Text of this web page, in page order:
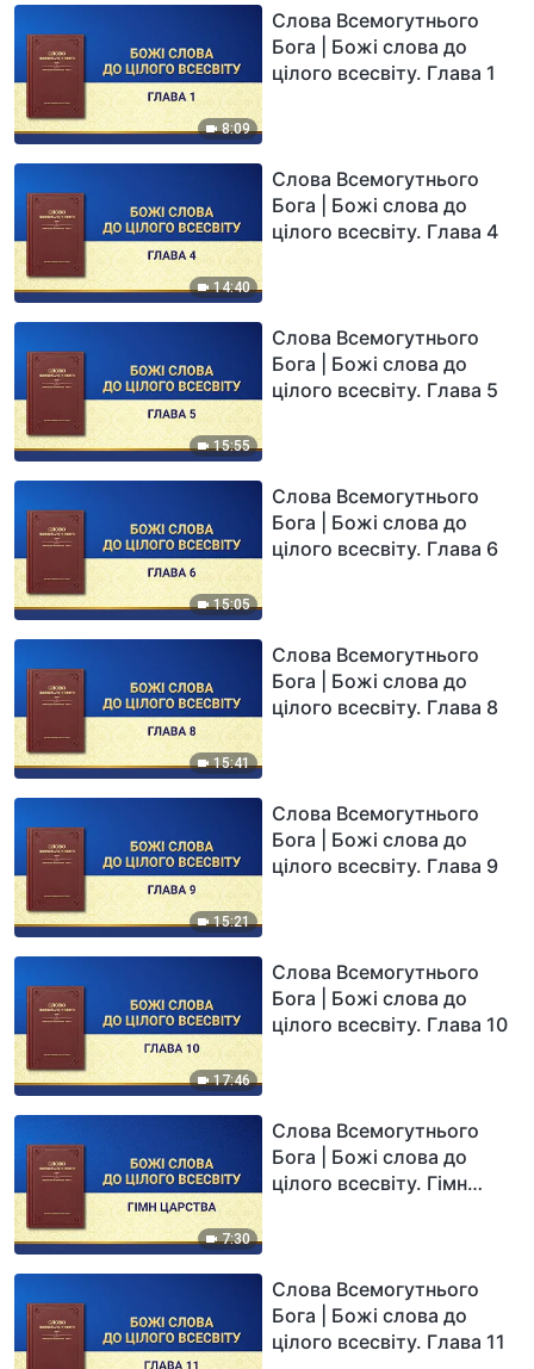
8:09
Слова Всемогутнього
Бога | Божі слова до
цілого всесвіту. Глава 1
14:40
Слова Всемогутнього
Бога | Божі слова до
цілого всесвіту. Глава 4
15:55
Слова Всемогутнього
Бога | Божі слова до
цілого всесвіту. Глава 5
15:05
Слова Всемогутнього
Бога | Божі слова до
цілого всесвіту. Глава 6
15:41
Слова Всемогутнього
Бога | Божі слова до
цілого всесвіту. Глава 8
15:21
Слова Всемогутнього
Бога | Божі слова до
цілого всесвіту. Глава 9
17:46
Слова Всемогутнього
Бога | Божі слова до
цілого всесвіту. Глава 10
7:30
Слова Всемогутнього
Бога | Божі слова до
цілого всесвіту. Гімн
Слова Всемогутнього
Бога | Божі слова до
цілого всесвіту. Глава 11